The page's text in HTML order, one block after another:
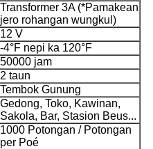
Transformer 3A (*Pamakean
jero rohangan wungkul)
12 V
-4°F nepi ka 120°F
50000 jam
2 taun
Tembok Gunung
Gedong, Toko, Kawinan,
Sakola, Bar, Stasion Beus...
1000 Potongan / Potongan
per Poé